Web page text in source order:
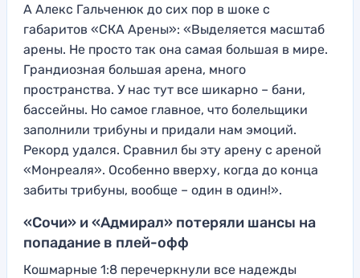
А Алекс Гальченюк до сих пор в шоке с
габаритов «СКА Арены»: «Выделяется масштаб
арены. Не просто так она самая большая в мире.
Грандиозная большая арена, много
пространства. У нас тут все шикарно – бани,
бассейны. Но самое главное, что болельщики
заполнили трибуны и придали нам эмоций.
Рекорд удался. Сравнил бы эту арену с ареной
«Монреаля». Особенно вверху, когда до конца
забиты трибуны, вообще – один в один!».
«Сочи» и «Адмирал» потеряли шансы на
попадание в плей-офф
Кошмарные 1:8 перечеркнули все надежды